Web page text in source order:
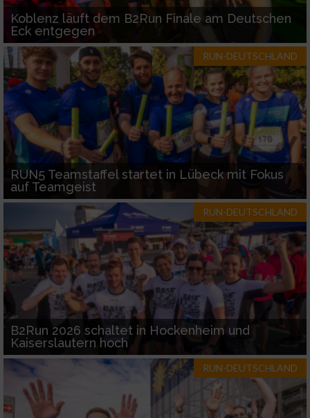
Koblenz läuft dem B2Run Finale am Deutschen
Eck entgegen
RUN-DEUTSCHLAND
RUN5 Teamstaffel startet in Lübeck mit Fokus
auf Teamgeist
RUN-DEUTSCHLAND
B2Run 2026 schaltet in Hockenheim und
Kaiserslautern hoch
RUN-DEUTSCHLAND